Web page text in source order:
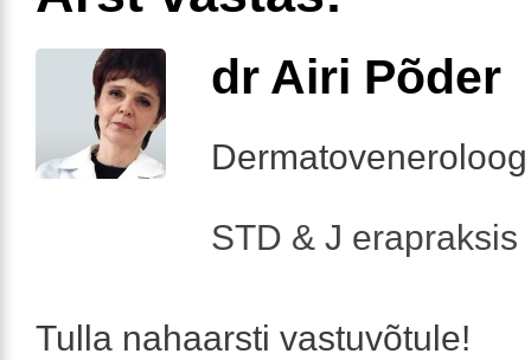
dr Airi Põder
Dermatoveneroloog
STD & J erapraksis
Tulla nahaarsti vastuvõtule!